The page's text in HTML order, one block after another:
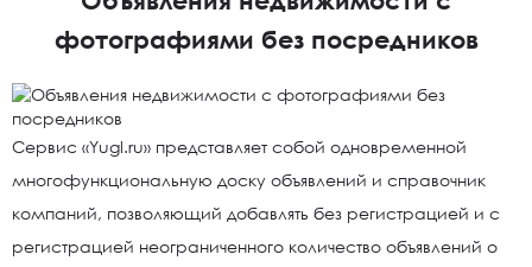
фотографиями без посредников
Сервис «Yugl.ru» представляет собой одновременной
многофункциональную доску объявлений и справочник
компаний, позволяющий добавлять без регистрацией и с
регистрацией неограниченного количество объявлений о